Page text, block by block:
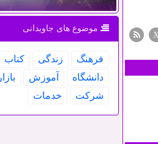
موضوع های جاویدانی
فرهنگ زندگی
كتاب
دانشگاه
آموزش
بازار
شركت
خدمات